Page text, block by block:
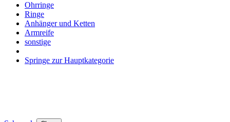
Ohrringe
Ringe
Anhänger und Ketten
Armreife
sonstige
Springe zur Hauptkategorie